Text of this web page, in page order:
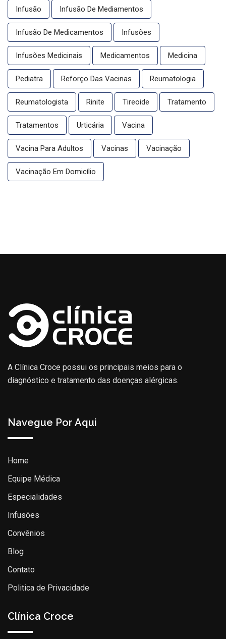
Infusão Infusão De Mediamentos
Infusão De Medicamentos Infusões
Infusões Medicinais Medicamentos Medicina
Pediatra Reforço Das Vacinas Reumatologia
Reumatologista Rinite Tireoide Tratamento
Tratamentos Urticária Vacina
Vacina Para Adultos Vacinas Vacinação
Vacinação Em Domicílio
A Clínica Croce possui os principais meios para o
diagnóstico e tratamento das doenças alérgicas.
Navegue Por Aqui
Home
Equipe Médica
Especialidades
Infusões
Convênios
Blog
Contato
Politica de Privacidade
Clínica Croce